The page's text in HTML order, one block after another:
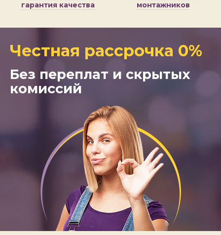
гарантия качества
монтажников
Честная рассрочка 0%
Без переплат и скрытых
комиссий